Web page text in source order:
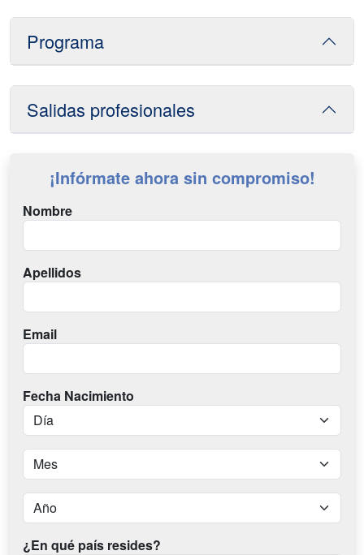
Programa
Salidas profesionales
¡Infórmate ahora sin compromiso!
Nombre
Apellidos
Email
Fecha Nacimiento
¿En qué país resides?